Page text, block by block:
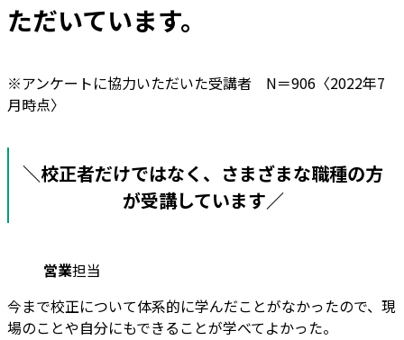
ただいています。
※アンケートに協力いただいた受講者 N＝906〈2022年7
月時点〉
＼校正者だけではなく、さまざまな職種の方
が受講しています／
営業担当
今まで校正について体系的に学んだことがなかったので、現
場のことや自分にもできることが学べてよかった。